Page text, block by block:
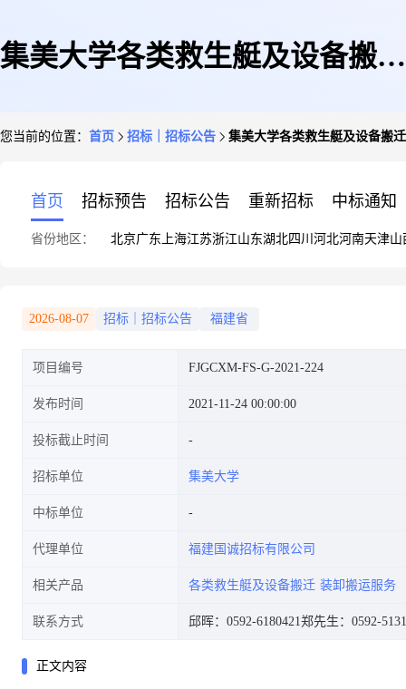
集美大学各类救生艇及设备搬迁
您当前的位置： 首页 招标｜招标公告 集美大学各类救生艇及设备搬
首页 招标预告 招标公告 重新招标 中标通知
省份地区： 北京广东 上海江苏浙江山东湖北四川 河北河南天津山
2026-08-07 招标｜招标公告 福建省
项目编号 FJGCXM-FS-G-2021-224
发布时间 2021-11-24 00:00:00
投标截止时间
招标单位 集美大学
中标单位
代理单位 福建国诚招标有限公司
相关产品 各类救生艇及设备搬迁 装卸搬运服务
联系方式 邱晖：0592-6180421郑先生：0592-
正文内容